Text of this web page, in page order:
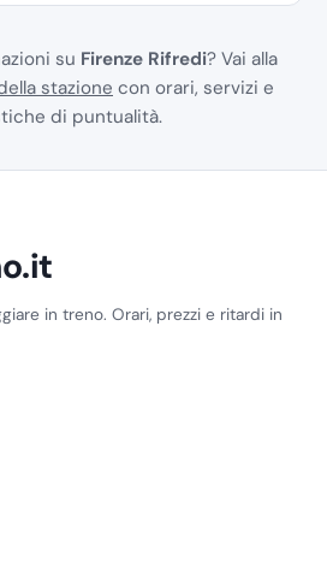
su Firenze Rifredi? Vai alla
stazione con orari, servizi e
di puntualità.
in treno. Orari, prezzi e ritardi in